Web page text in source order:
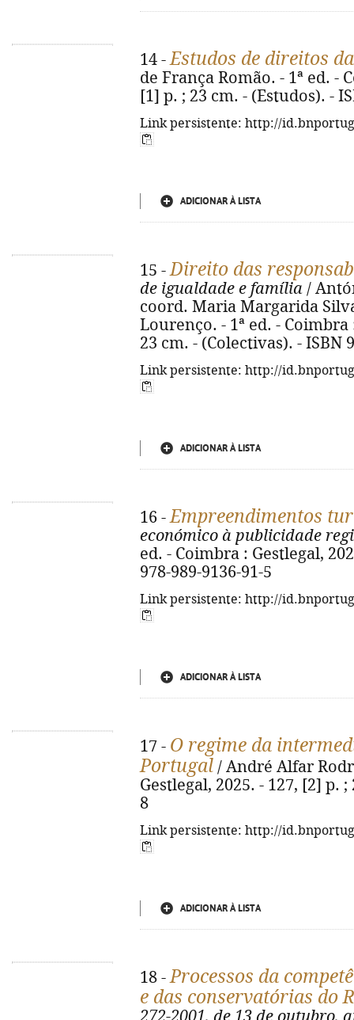
14 -Estudos de direitos
de França Romão. - 1ª ed. -
[1] p. ; 23 cm. - (Estudos). -
Link persistente: http://
ADICIONAR À LISTA
15 -Direito das
de igualdade e família /
coord. Maria Margarida
Lourenço. - 1ª ed. - Coimbra
23 cm. - (Colectivas). - ISBN
Link persistente: http://
ADICIONAR À LISTA
16 -Empreendimentos
económico à publicidade
ed. - Coimbra : Gestlegal,
978-989-9136-91-5
Link persistente: http://
ADICIONAR À LISTA
17 - O regime da
Portugal / André Alfar
Gestlegal, 2025. - 127, [2] p.
8
Link persistente: http://
ADICIONAR À LISTA
18 -Processos da
e das conservatórias do